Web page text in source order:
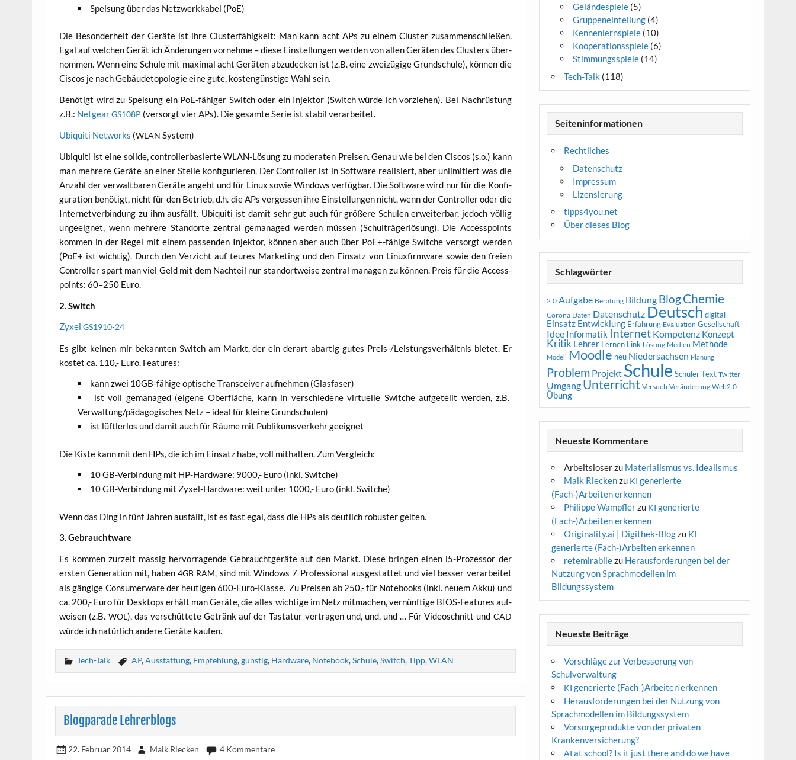
Spei­sung über das Netz­werk­ka­bel (PoE)
Die Beson­der­heit der Gerä­te ist ihre Clust­er­fä­hig­keit: Man kann acht APs zu einem Clus­ter zusam­men­schlie­ßen.
Egal auf wel­chen Gerät ich Ände­run­gen vor­neh­me – die­se Ein­stel­lun­gen wer­den von allen Gerä­ten des Clus­ters über­
nom­men. Wenn eine Schu­le mit maxi­mal acht Gerä­ten abzu­de­cken ist (z.B. eine zwei­zü­gi­ge Grund­schu­le), kön­nen die
Cis­cos je nach Gebäu­de­to­po­lo­gie eine gute, kos­ten­güns­ti­ge Wahl sein.
Benö­tigt wird zu Spei­sung ein PoE-fähi­ger Switch oder ein Injek­tor (Switch wür­de ich vor­zie­hen). Bei Nach­rüs­tung
z.B.: Net­gearGS108P (ver­sorgt vier APs). Die gesam­te Serie ist sta­bil verarbeitet.
Ubi­qui­ti Net­works (WLAN System)
Ubi­qui­ti ist eine soli­de, con­trol­ler­ba­sier­te WLAN-Lösung zu mode­ra­ten Prei­sen. Genau wie bei den Cis­cos (s.o.) kann
man meh­re­re Gerä­te an einer Stel­le kon­fi­gu­rie­ren. Der Con­trol­ler ist in Soft­ware rea­li­siert, aber unli­mi­tiert was die
Anzahl der ver­walt­ba­ren Gerä­te angeht und für Linux sowie Win­dows ver­füg­bar. Die Soft­ware wird nur für die Kon­fi­
gu­ra­ti­on benö­tigt, nicht für den Betrieb, d.h. die APs ver­ges­sen ihre Ein­stel­lun­gen nicht, wenn der Con­trol­ler oder die
Inter­net­ver­bin­dung zu ihm aus­fällt. Ubi­qui­ti ist damit sehr gut auch für grö­ße­re Schu­len erwei­ter­bar, jedoch völ­lig
unge­eig­net, wenn meh­re­re Stand­or­te zen­tral gema­na­ged wer­den müs­sen (Schul­trä­ger­lö­sung). Die Acces­s­points
kom­men in der Regel mit einem pas­sen­den Injek­tor, kön­nen aber auch über PoE+-fähige Swit­che ver­sorgt wer­den
(PoE+ ist wich­tig). Durch den Ver­zicht auf teu­res Mar­ke­ting und den Ein­satz von Linux­firm­ware sowie den frei­en
Con­trol­ler spart man viel Geld mit dem Nach­teil nur stand­ort­wei­se zen­tral mana­gen zu kön­nen. Preis für die Acces­s­
points: 60–250 Euro.
2. Switch
ZyxelGS1910-24
Es gibt kei­nen mir bekann­ten Switch am Markt, der ein der­art abar­tig gutes Preis-/Leis­tungs­ver­hält­nis bie­tet. Er
kos­tet ca. 110,- Euro. Features:
kann zwei 10GB-fähi­ge opti­sche Trans­cei­ver auf­neh­men (Glas­fa­ser)
ist voll gema­na­ged (eige­ne Ober­flä­che, kann in ver­schie­de­ne vir­tu­el­le Swit­che auf­ge­teilt wer­den, z.B.
Verwaltung/pädagogisches Netz – ide­al für klei­ne Grundschulen)
ist lüft­ler­los und damit auch für Räu­me mit Publi­kums­ver­kehr geeignet
Die Kis­te kann mit den HPs, die ich im Ein­satz habe, voll mit­hal­ten. Zum Vergleich:
10 GB-Ver­bin­dung mit HP-Hard­ware: 9000,- Euro (inkl. Switche)
10 GB-Ver­bin­dung mit Zyxel-Hard­ware: weit unter 1000,- Euro (inkl. Switche)
Wenn das Ding in fünf Jah­ren aus­fällt, ist es fast egal, dass die HPs als deut­lich robus­ter gelten.
3. Gebraucht­wa­re
Es kom­men zur­zeit mas­sig her­vor­ra­gen­de Gebraucht­ge­rä­te auf den Markt. Die­se brin­gen einen i5-Pro­zes­sor der
ers­ten Gene­ra­ti­on mit, haben4GB RAM, sind mit Win­dows 7 Pro­fes­sio­nal aus­ge­stat­tet und viel bes­ser ver­ar­bei­tet
als gän­gi­ge Con­sum­er­wa­re der heu­ti­gen 600-Euro-Klas­se. Zu Prei­sen ab 250,- für Note­books (inkl. neu­em Akku) und
ca. 200,- Euro für Desk­tops erhält man Gerä­te, die alles wich­ti­ge im Netz mit­ma­chen, ver­nünf­ti­ge BIOS-Fea­tures auf­
wei­sen (z.B. WOL), das ver­schüt­te­te Getränk auf der Tas­ta­tur ver­tra­gen und, und, und … Für Video­schnitt und CAD
wür­de ich natür­lich ande­re Gerä­te kaufen.
Tech-Talk AP,Ausstattung, Empfehlung,günstig, Hardware, Notebook,Schule,Switch,Tipp,WLAN
Blogparade Lehrerblogs
22. Februar 2014 Maik Riecken 4 Kommentare
Geländespiele (5)
Gruppeneinteilung (4)
Kennenlernspiele (10)
Kooperationsspiele (6)
Stimmungsspiele (14)
Tech-Talk (118)
Seiteninformationen
Rechtliches
Datenschutz
Impressum
Lizensierung
tipps4you.net
Über dieses Blog
Schlagwörter
2.0 Aufgabe Beratung Bildung BlogChemie
Corona Daten Datenschutz Deutsch digital
Einsatz Entwicklung Erfahrung Evaluation Gesellschaft
Idee Informatik Internet Kompetenz Konzept
Kritik Lehrer Lernen Link Lösung Medien Methode
Modell Moodle neu Niedersachsen Planung
Problem Projekt Schule Schüler Text Twitter
Umgang Unterricht Versuch Veränderung Web2.0
Übung
Neueste Kommentare
Arbeitsloserzu Materialismus vs. Idealismus
Maik Rieckenzu KI generierte
(Fach-)Arbeiten erkennen
Philippe Wampflerzu KI generierte
(Fach-)Arbeiten erkennen
Originality.ai | Digithek-Blogzu KI
generierte (Fach-)Arbeiten erkennen
retemirabilezu Herausforderungen bei der
Nutzung von Sprachmodellen im
Bildungssystem
Neueste Beiträge
Vorschläge zur Verbesserung von
Schulverwaltung
KI generierte (Fach-)Arbeiten erkennen
Herausforderungen bei der Nutzung von
Sprachmodellen im Bildungssystem
Vorsorgeprodukte von der privaten
Krankenversicherung?
AI at school? Is it just there and do we have